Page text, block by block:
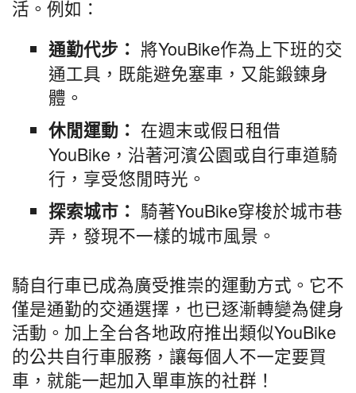
活。例如：
通勤代步： 將YouBike作為上下班的交
通工具，既能避免塞車，又能鍛鍊身
體。
休閒運動： 在週末或假日租借
YouBike，沿著河濱公園或自行車道騎
行，享受悠閒時光。
探索城市： 騎著YouBike穿梭於城市巷
弄，發現不一樣的城市風景。
騎自行車已成為廣受推崇的運動方式。它不
僅是通勤的交通選擇，也已逐漸轉變為健身
活動。加上全台各地政府推出類似YouBike
的公共自行車服務，讓每個人不一定要買
車，就能一起加入單車族的社群！